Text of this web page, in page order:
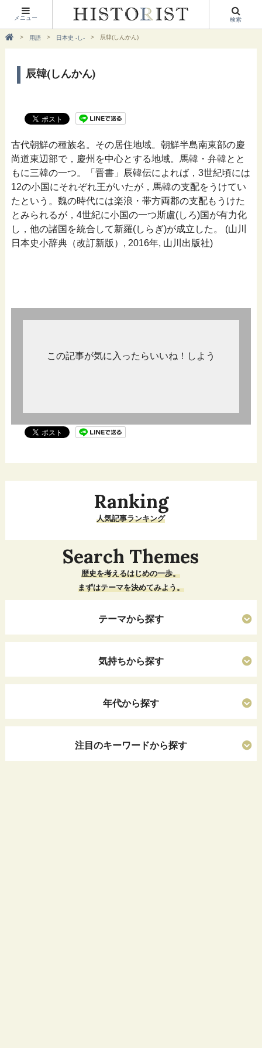
メニュー 検索
用語 日本史 -し- 辰韓(しんかん)
辰韓(しんかん)
古代朝鮮の種族名。その居住地域。朝鮮半島南東部の慶
尚道東辺部で，慶州を中心とする地域。馬韓・弁韓とと
もに三韓の一つ。「晋書」辰韓伝によれば，3世紀頃には
12の小国にそれぞれ王がいたが，馬韓の支配をうけてい
たという。魏の時代には楽浪・帯方両郡の支配もうけた
とみられるが，4世紀に小国の一つ斯盧(しろ)国が有力化
し，他の諸国を統合して新羅(しらぎ)が成立した。 (山川
日本史小辞典（改訂新版）, 2016年, 山川出版社)
この記事が気に入ったらいいね！しよう
Ranking
人気記事ランキング
Search Themes
歴史を考えるはじめの一歩。
まずはテーマを決めてみよう。
テーマから探す
気持ちから探す
年代から探す
注目のキーワードから探す